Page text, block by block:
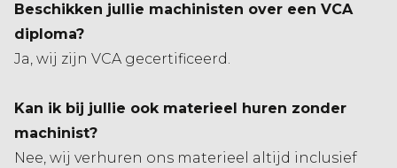
Beschikken jullie machinisten over een VCA
diploma?
Ja, wij zijn VCA gecertificeerd.
Kan ik bij jullie ook materieel huren zonder
machinist?
Nee, wij verhuren ons materieel altijd inclusief